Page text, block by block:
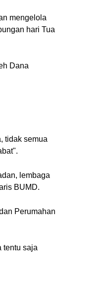
mengelola
hari Tua
Dana
tidak semua
lembaga
BUMD.
Perumahan
tentu saja